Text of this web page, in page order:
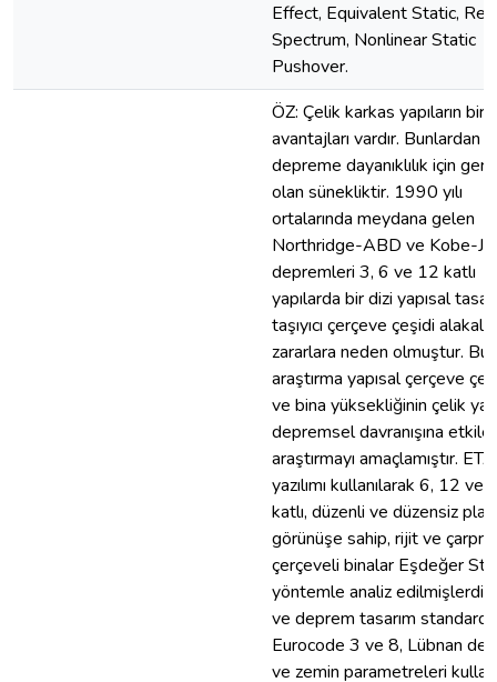
Effect, Equivalent Static,
Spectrum, Nonlinear Static
Pushover.
ÖZ: Çelik karkas yapıların
avantajları vardır. Bunlardan
depreme dayanıklılık için
olan sünekliktir. 1990 yılı
ortalarında meydana gelen
Northridge-ABD ve Kobe-
depremleri 3, 6 ve 12 katlı
yapılarda bir dizi yapısal
taşıyıcı çerçeve çeşidi alakalı
zararlara neden olmuştur. Bu
araştırma yapısal çerçeve
ve bina yüksekliğinin çelik
depremsel davranışına
araştırmayı amaçlamıştır.
yazılımı kullanılarak 6, 12 ve
katlı, düzenli ve düzensiz
görünüşe sahip, rijit ve
çerçeveli binalar Eşdeğer
yöntemle analiz edilmişlerdir.
ve deprem tasarım
Eurocode 3 ve 8, Lübnan
ve zemin parametreleri